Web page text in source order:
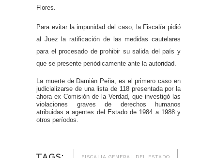
Flores.
Para evitar la impunidad del caso, la Fiscalía pidió
al Juez la ratificación de las medidas cautelares
para el procesado de prohibir su salida del país y
que se presente periódicamente ante la autoridad.
La muerte de Damián Peña, es el primero caso en
judicializarse de una lista de 118 presentada por la
ahora ex Comisión de la Verdad, que investigó las
violaciones graves de derechos humanos
atribuidas a agentes del Estado de 1984 a 1988 y
otros períodos.
FISCALIA GENERAL DEL ESTADO